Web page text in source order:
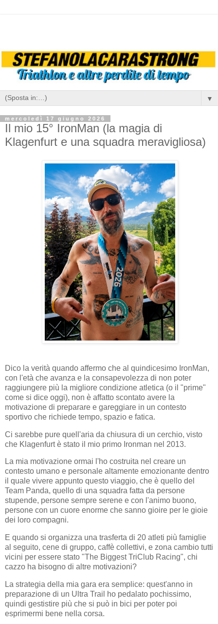
▼
mercoledì 17 giugno 2026
Il mio 15° IronMan (la magia di
Klagenfurt e una squadra meravigliosa)
Dico la verità quando affermo che al quindicesimo IronMan,
con l'età che avanza e la consapevolezza di non poter
raggiungere più la migliore condizione atletica (o il "prime"
come si dice oggi), non è affatto scontato avere la
motivazione di preparare e gareggiare in un contesto
sportivo che richiede tempo, spazio e fatica.
Ci sarebbe pure quell'aria da chiusura di un cerchio, visto
che Klagenfurt è stato il mio primo Ironman nel 2013.
La mia motivazione ormai l'ho costruita nel creare un
contesto umano e personale altamente emozionante dentro
il quale vivere appunto questo viaggio, che è quello del
Team Panda, quello di una squadra fatta da persone
stupende, persone sempre serene e con l'animo buono,
persone con un cuore enorme che sanno gioire per le gioie
dei loro compagni.
E quando si organizza una trasferta di 20 atleti più famiglie
al seguito, cene di gruppo, caffè collettivi, e zona cambio tutti
vicini per essere stato "The Biggest TriClub Racing", chi
cazzo ha bisogno di altre motivazioni?
La strategia della mia gara era semplice: quest'anno in
preparazione di un Ultra Trail ho pedalato pochissimo,
quindi gestistire più che si può in bici per poter poi
esprimermi bene nella corsa.